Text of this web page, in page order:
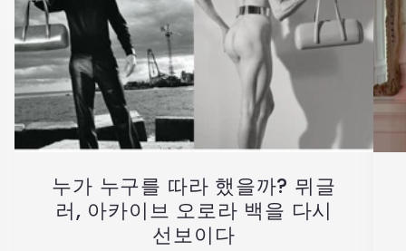
누가 누구를 따라 했을까? 뮈글
러, 아카이브 오로라 백을 다시
선보이다